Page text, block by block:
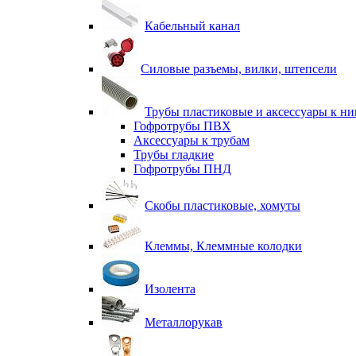
Кабельный канал
Силовые разъемы, вилки, штепсели
Трубы пластиковые и аксессуары к
Гофротрубы ПВХ
Аксессуары к трубам
Трубы гладкие
Гофротрубы ПНД
Скобы пластиковые, хомуты
Клеммы, Клеммные колодки
Изолента
Металлорукав